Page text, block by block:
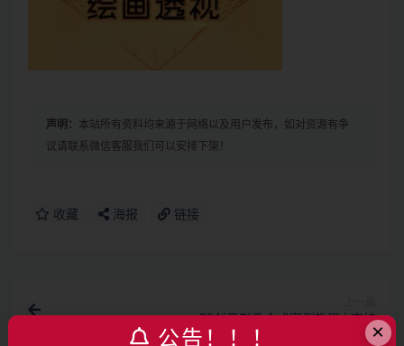
声明： 本站所有资料均来源于网络以及用户发布，如对资源有争
议请联系微信客服我们可以安排下架！
收藏 海报 链接
PS创意影像合成案例教程 | 完结
×
公告！！！